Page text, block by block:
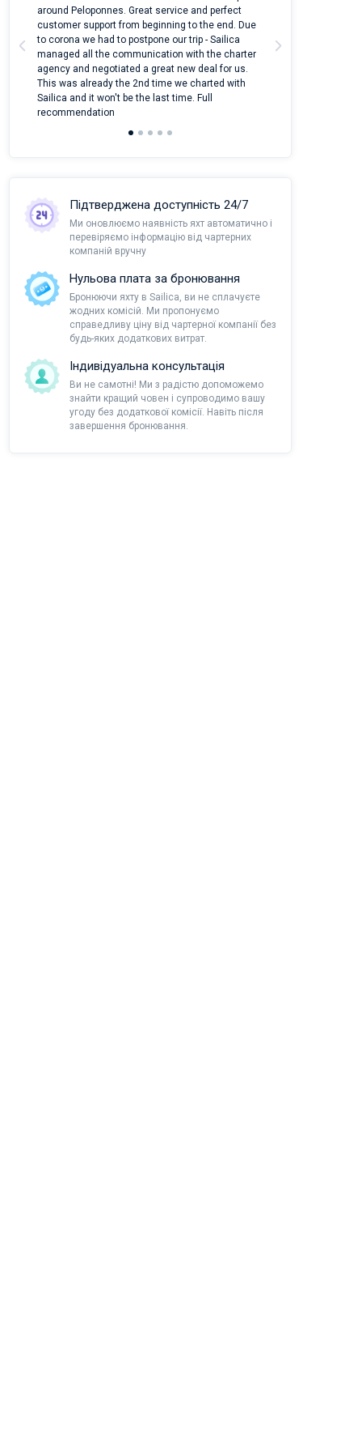
around Peloponnes. Great service and perfect
customer support from beginning to the end. Due
to corona we had to postpone our trip - Sailica
managed all the communication with the charter
agency and negotiated a great new deal for us.
This was already the 2nd time we charted with
Sailica and it won't be the last time. Full
recommendation
Підтверджена доступність 24/7
Ми оновлюємо наявність яхт автоматично і
перевіряємо інформацію від чартерних
компаній вручну
Нульова плата за бронювання
Бронюючи яхту в Sailica, ви не сплачуєте
жодних комісій. Ми пропонуємо
справедливу ціну від чартерної компанії без
будь-яких додаткових витрат.
Індивідуальна консультація
Ви не самотні! Ми з радістю допоможемо
знайти кращий човен і супроводимо вашу
угоду без додаткової комісії. Навіть після
завершення бронювання.